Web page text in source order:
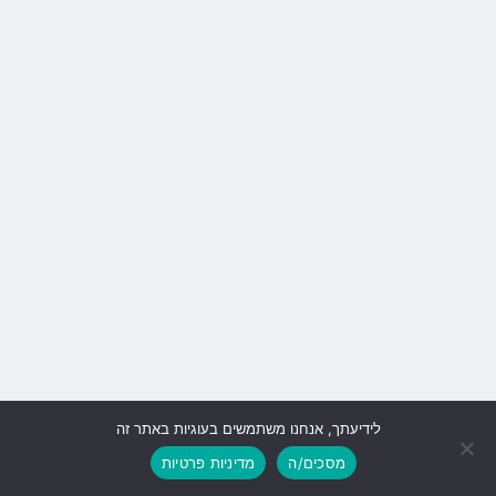
גלילה
לראש
לידיעתך, אנחנו משתמשים בעוגיות באתר זה
מסכים/ה
מדיניות פרטיות